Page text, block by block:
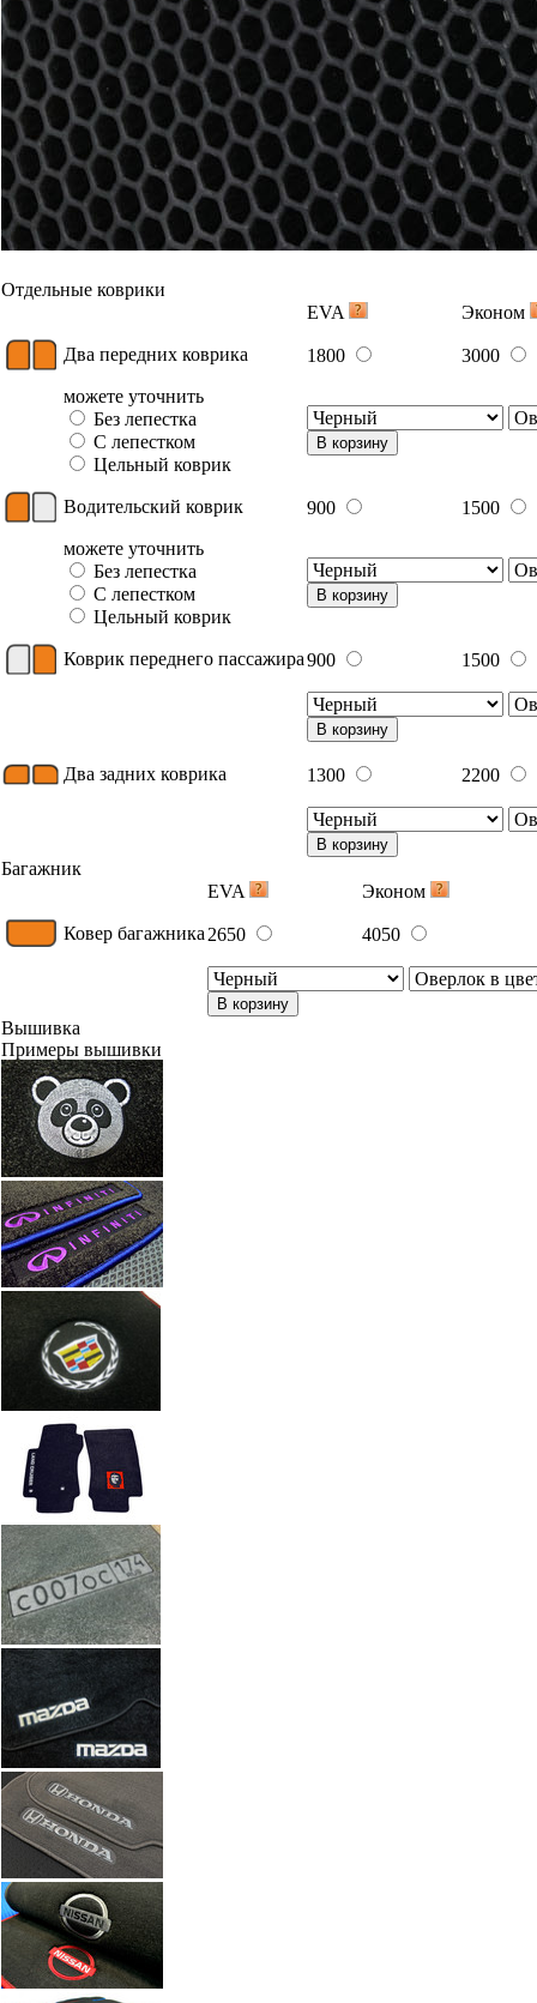
Отдельные коврики
EVA
Эконом
Два передних коврика 1800
3000
можете уточнить
Без лепестка
С лепестком
Цельный коврик
В корзину
Водительский коврик 900
1500
можете уточнить
Без лепестка
С лепестком
Цельный коврик
В корзину
Коврик переднего пассажира900 1500
В корзину
Два задних коврика 1300 2200
В корзину
Багажник
EVA
Эконом
Ковер багажника 2650 4050
В корзину
Вышивка
Примеры вышивки